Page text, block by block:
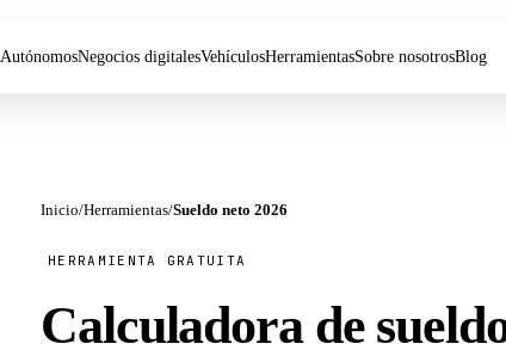
AutónomosNegocios digitalesVehículosHerramientasSobre nosotrosBlog
Inicio/Herramientas/Sueldo neto 2026
HERRAMIENTA GRATUITA
Calculadora de